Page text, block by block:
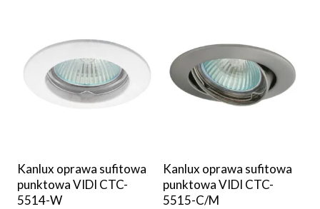
Kanlux oprawa sufitowa
punktowa VIDI CTC-
5514-W
Kanlux oprawa sufitowa
punktowa VIDI CTC-
5515-C/M